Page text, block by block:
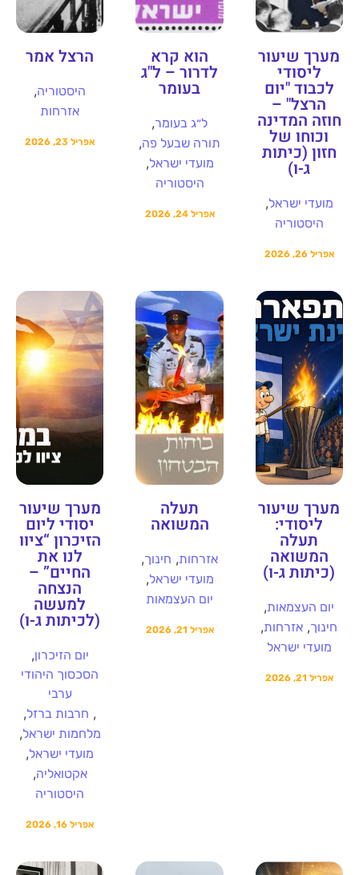
מערך שיעור
ליסודי
לכבוד "יום
הרצל" –
חוזה המדינה
וכוחו של
חזון (כיתות
ג-ו)
מועדי ישראל,
היסטוריה
אפריל 26, 2026
הוא קרא
לדרור – ל"ג
בעומר
ל״ג בעומר,
תורה שבעל פה,
מועדי ישראל,
היסטוריה
אפריל 24, 2026
הרצל אמר
היסטוריה,
אזרחות
אפריל 23, 2026
מערך שיעור
ליסודי:
תעלה
המשואה
(כיתות ג-ו)
יום העצמאות,
חינוך, אזרחות,
מועדי ישראל
אפריל 21, 2026
תעלה
המשואה
אזרחות, חינוך,
מועדי ישראל,
יום העצמאות
אפריל 21, 2026
מערך שיעור
יסודי ליום
הזיכרון “ציוו
לנו את
החיים” –
הנצחה
למעשה
(לכיתות ג-ו)
יום הזיכרון,
הסכסוך היהודי
ערבי
, חרבות ברזל,
מלחמות ישראל,
מועדי ישראל,
אקטואליה,
היסטוריה
אפריל 16, 2026